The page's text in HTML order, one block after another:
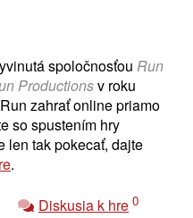
spoločnosťou Run
Productionsv roku
zahrať online priamo
so spustením hry
len tak pokecať, dajte
.
Diskusia k hre 0